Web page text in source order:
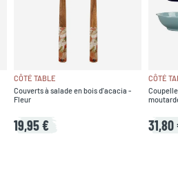
CÔTÉ TABLE
Couverts à salade en bois d'acacia -
Fleur
19,95 €
CÔTÉ
31,80